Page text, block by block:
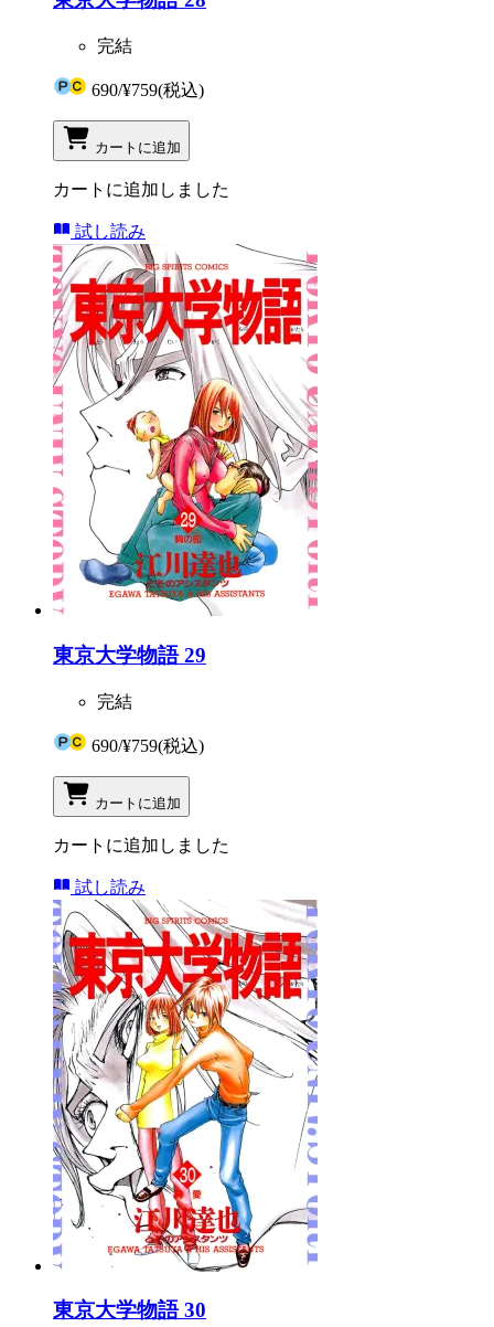
完結
690/¥759(税込)
カートに追加
カートに追加しました
試し読み
東京大学物語 29
完結
690/¥759(税込)
カートに追加
カートに追加しました
試し読み
東京大学物語 30